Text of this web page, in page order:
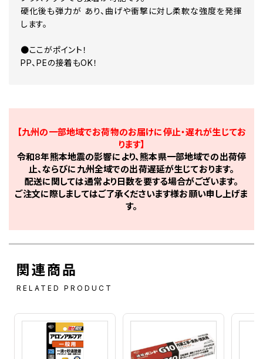
硬化後も弾力が あり、曲げや衝撃に対し柔軟な強度を発揮
します。
●ここがポイント！
PP、PEの接着もOK！
【九州の一部地域でお荷物のお届けに停止・遅れが生じてお
ります】
令和8年熊本地震の影響により、熊本県一部地域での出荷停
止、ならびに九州全域での出荷遅延が生じております。
配送に関しては通常より日数を要する場合がございます。
ご注文に際しましてはご了承くださいます様お願い申し上げま
す。
関連商品
RELATED PRODUCT